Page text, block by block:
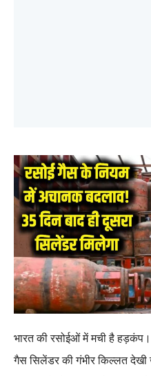
भारत की रसोईओं में मची है
गैस सिलेंडर की गंभीर किल्लत देखी